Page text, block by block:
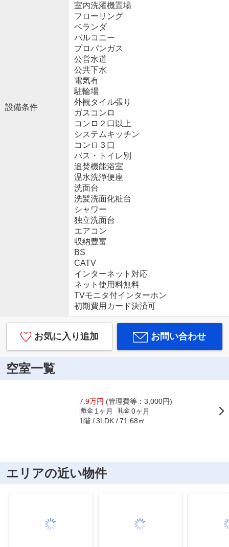
設備条件
室内洗濯機置場
フローリング
ベランダ
バルコニー
プロパンガス
公営水道
公共下水
電気有
駐輪場
外観タイル張り
ガスコンロ
コンロ２口以上
システムキッチン
コンロ３口
バス・トイレ別
追焚機能浴室
温水洗浄便座
洗面台
洗髪洗面化粧台
シャワー
独立洗面台
エアコン
収納豊富
BS
CATV
インターネット対応
ネット使用料無料
TVモニタ付インターホン
初期費用カード決済可
お気に入り追加 お問い合わせ
空室一覧
7.9万円 (管理費等：3,000円)
敷金 1ヶ月 礼金 0ヶ月
1階 3LDK 71.68㎡
エリアの近い物件